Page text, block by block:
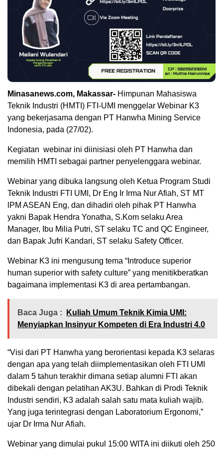
Minasanews.com, Makassar- Himpunan Mahasiswa
Teknik Industri (HMTI) FTI-UMI menggelar Webinar K3
yang bekerjasama dengan PT Hanwha Mining Service
Indonesia, pada (27/02).
Kegiatan webinar ini diinisiasi oleh PT Hanwha dan
memilih HMTI sebagai partner penyelenggara webinar.
Webinar yang dibuka langsung oleh Ketua Program Studi
Teknik Industri FTI UMI, Dr Eng Ir Irma Nur Afiah, ST MT
lPM ASEAN Eng, dan dihadiri oleh pihak PT Hanwha
yakni Bapak Hendra Yonatha, S.Kom selaku Area
Manager, Ibu Milia Putri, ST selaku TC and QC Engineer,
dan Bapak Jufri Kandari, ST selaku Safety Officer.
Webinar K3 ini mengusung tema “Introduce superior
human superior with safety culture” yang menitikberatkan
bagaimana implementasi K3 di area pertambangan.
Baca Juga :
Kuliah Umum Teknik Kimia UMI:
Menyiapkan Insinyur Kompeten di Era Industri 4.0
“Visi dari PT Hanwha yang berorientasi kepada K3 selaras
dengan apa yang telah diimplementasikan oleh FTI UMI
dalam 5 tahun terakhir dimana setiap alumni FTI akan
dibekali dengan pelatihan AK3U. Bahkan di Prodi Teknik
Industri sendiri, K3 adalah salah satu mata kuliah wajib.
Yang juga terintegrasi dengan Laboratorium Ergonomi,”
ujar Dr Irma Nur Afiah.
Webinar yang dimulai pukul 15:00 WITA ini diikuti oleh 250